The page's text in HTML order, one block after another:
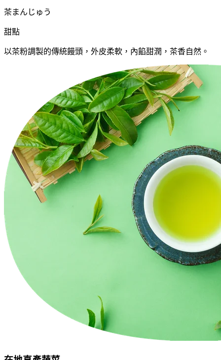
茶まんじゅう
甜點
以茶粉調製的傳統饅頭，外皮柔軟，內餡甜潤，茶香自然。